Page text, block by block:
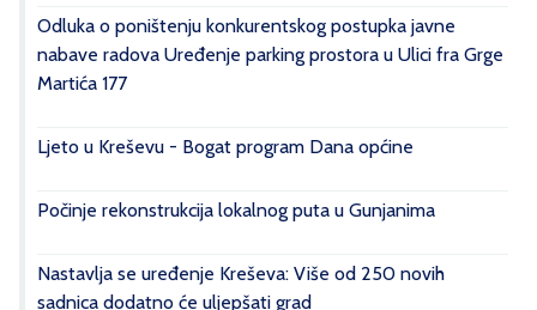
Odluka o poništenju konkurentskog postupka javne
nabave radova Uređenje parking prostora u Ulici fra Grge
Martića 177
Ljeto u Kreševu - Bogat program Dana općine
Počinje rekonstrukcija lokalnog puta u Gunjanima
Nastavlja se uređenje Kreševa: Više od 250 novih
sadnica dodatno će uljepšati grad